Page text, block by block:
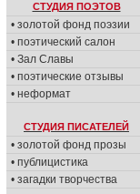
СТУДИЯ ПОЭТОВ
• золотой фонд поэзии
• поэтический салон
• Зал Славы
• поэтические отзывы
• неформат
СТУДИЯ ПИСАТЕЛЕЙ
• золотой фонд прозы
• публицистика
• загадки творчества